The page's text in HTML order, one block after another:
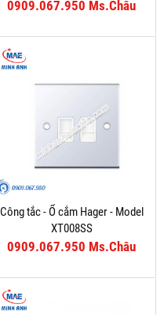
0909.067.950 Ms.Châu
Công tắc - Ổ cắm Hager - Model
XT008SS
0909.067.950 Ms.Châu